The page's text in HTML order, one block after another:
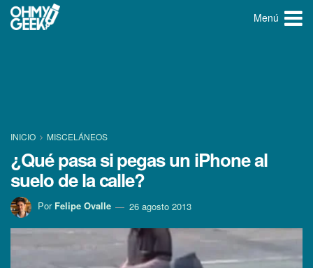
Menú
INICIO MISCELÁNEOS
¿Qué pasa si pegas un iPhone al
suelo de la calle?
Por Felipe Ovalle 26 agosto 2013